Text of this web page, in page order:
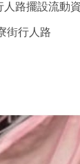
路擺設流動
街行人路